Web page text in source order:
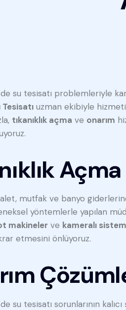
su tesisatı problemleriyle
uzman ekibiyle
tıkanıklık açma ve onarım
mutfak ve banyo
yöntemlerle yapılan
makineler ve kameralı
etmesini önlüyoruz.
su tesisatı sorunlarının